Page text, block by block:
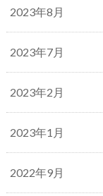
2023年8月
2023年7月
2023年2月
2023年1月
2022年9月